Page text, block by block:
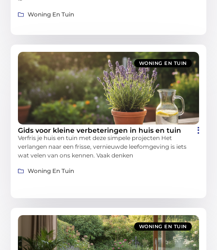
Woning En Tuin
WONING EN TUIN
Gids voor kleine verbeteringen in huis en tuin
Verfris je huis en tuin met deze simpele projecten Het
verlangen naar een frisse, vernieuwde leefomgeving is iets
wat velen van ons kennen. Vaak denken
Woning En Tuin
WONING EN TUIN